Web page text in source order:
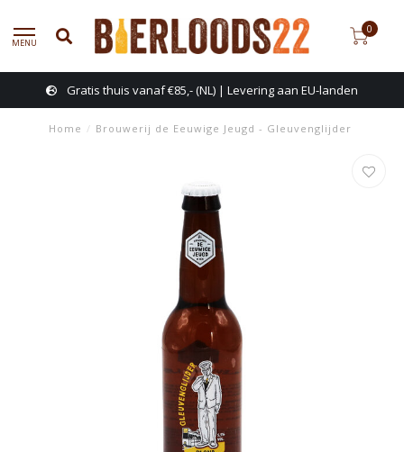
MENU
0
Gratis thuis vanaf €85,- (NL) | Levering aan EU-landen
Home / Brouwerij de Eeuwige Jeugd - Gleuvenglijder